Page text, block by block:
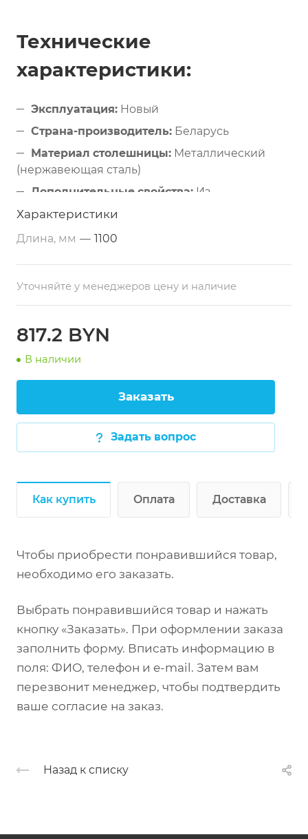
Технические
характеристики:
Эксплуатация: Новый
Страна-производитель: Беларусь
Материал столешницы: Металлический
(нержавеющая сталь)
Дополнительные свойства: Из
нержавеющей стали
Особенности:
Регулируемые по высоте
(стандартно), возможность изготовления со
встроенной ванной (опционально)
Характеристики
Длина, мм — 1100
Уточняйте у менеджеров цену и наличие
817.2 BYN
В наличии
Заказать
Задать вопрос
Как купить Оплата Доставка
Чтобы приобрести понравившийся товар,
необходимо его заказать.
Выбрать понравившийся товар и нажать
кнопку «Заказать». При оформлении заказа
заполнить форму. Вписать информацию в
поля: ФИО, телефон и e-mail. Затем вам
перезвонит менеджер, чтобы подтвердить
ваше согласие на заказ.
Назад к списку